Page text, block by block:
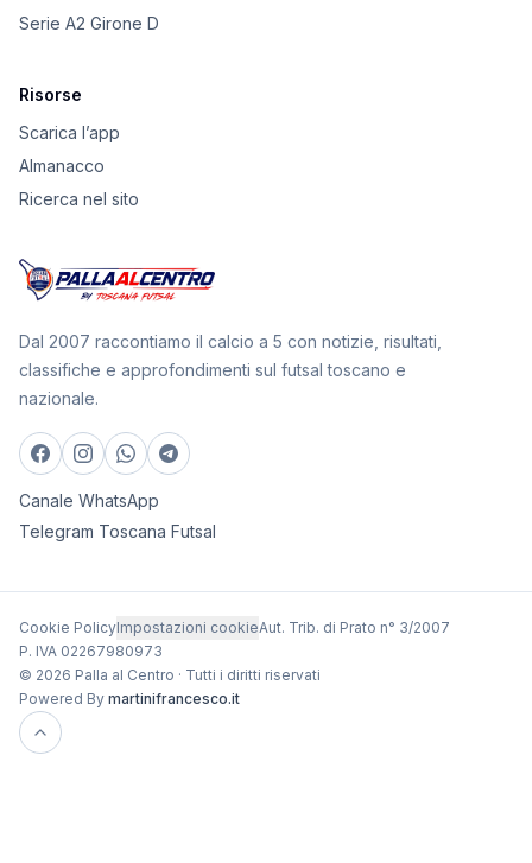
Serie A2 Girone D
Risorse
Scarica l’app
Almanacco
Ricerca nel sito
Dal 2007 raccontiamo il calcio a 5 con notizie, risultati,
classifiche e approfondimenti sul futsal toscano e
nazionale.
Canale WhatsApp
Telegram Toscana Futsal
Cookie PolicyImpostazioni cookieAut. Trib. di Prato n° 3/2007
P. IVA 02267980973
© 2026 Palla al Centro · Tutti i diritti riservati
Powered By martinifrancesco.it